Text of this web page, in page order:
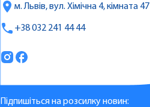
м. Львів, вул. Хімічна 4, кімната 47
+38 032 241 44 44
Підпишіться на розсилку новин: